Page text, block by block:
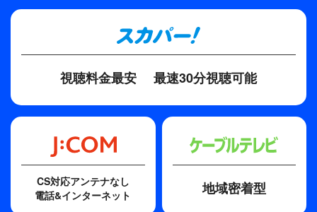
内田康夫
主題歌
再会の街で
水越恵子
その他
視聴料金最安 最速30分視聴可能
CS対応アンテナなし
電話&インターネット
地域密着型